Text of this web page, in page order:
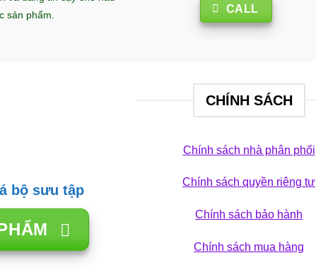
sản phẩm.
CALL
bộ sưu tập
CHÍNH SÁCH
Chính sách nhà phân phối
Chính sách quyền riêng tư
Chính sách bảo hành
Chính sách mua hàng